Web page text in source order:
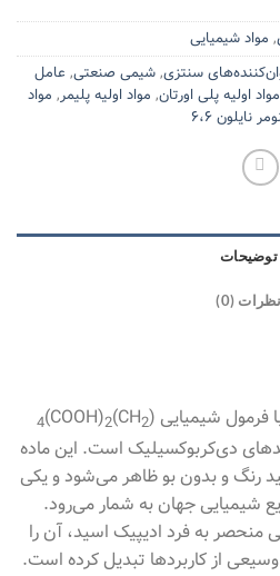
, مواد شیمیایی
سنتزی, شیمی صنعتی, عامل
مواد اولیه پلی اورتان, مواد اولیه پلیمر, مواد
نایلون ۶،۶
توضیحات
نظرات (0)
2
)
4(COOH)2
دی‌کربوکسیلیک است. این ماده
رنگ و بدون بو ظاهر می‌شود و یکی
شیمیایی جهان به شمار می‌رود.
منحصر به فرد ادیپیک اسید، آن را
از کاربردها تبدیل کرده است.